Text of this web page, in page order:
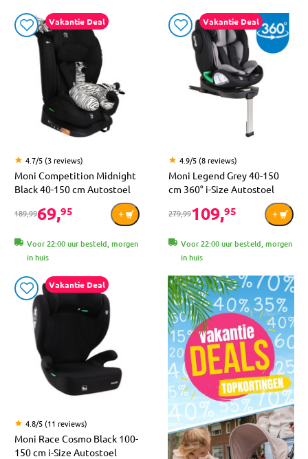
Vakantie Deal
4.7/5 (3 reviews)
Moni Competition Midnight
Black 40-150 cm Autostoel
189,9969,95
Voor 22:00 uur besteld, morgen
in huis
Vakantie Deal
4.9/5 (8 reviews)
Moni Legend Grey 40-150
cm 360° i-Size Autostoel
279,99109,95
Voor 22:00 uur besteld, morgen
in huis
Vakantie Deal
4.8/5 (11 reviews)
Moni Race Cosmo Black 100-
150 cm i-Size Autostoel